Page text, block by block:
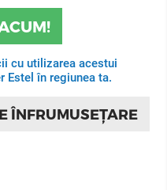
cu utilizarea acestui
Estel în regiunea ta.
ÎNFRUMUSEȚARE